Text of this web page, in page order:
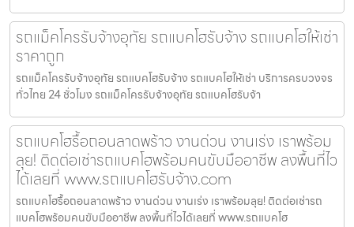
รถแม็คโครรับจ้างอุทัย รถแบคโฮรับจ้าง รถแบคโฮให้เช่า
ราคาถูก
รถแม็คโครรับจ้างอุทัย รถแบคโฮรับจ้าง รถแบคโฮให้เช่า บริการครบวงจร
ทั่วไทย 24 ชั่วโมง รถแม็คโครรับจ้างอุทัย รถแบคโฮรับจ้า
รถแบคโฮรื้อถอนลาดพร้าว งานด่วน งานเร่ง เราพร้อม
ลุย! ติดต่อเช่ารถแบคโฮพร้อมคนขับมืออาชีพ ลงพื้นที่ไว
ได้เลยที่ www.รถแบคโฮรับจ้าง.com
รถแบคโฮรื้อถอนลาดพร้าว งานด่วน งานเร่ง เราพร้อมลุย! ติดต่อเช่ารถ
แบคโฮพร้อมคนขับมืออาชีพ ลงพื้นที่ไวได้เลยที่ www.รถแบคโฮ